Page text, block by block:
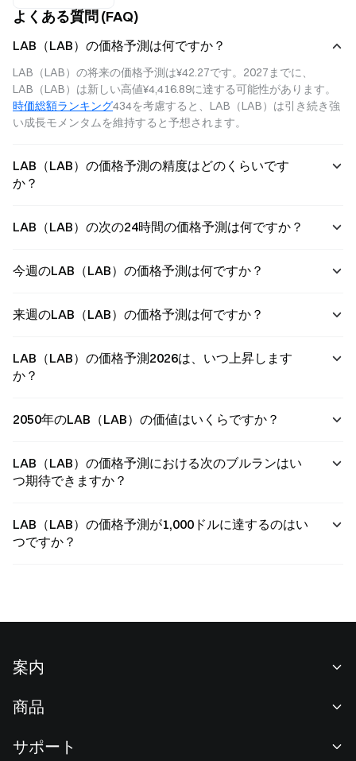
上急騰していま
Cloud が TRON
超代表的候補に
なります_ Kima
と Mastercard
Lab が「DeFi ク
います。
よくある質問 (FAQ)
LAB（LAB）の価格予測は何ですか？
LAB（LAB）の将来の価格予測は¥42.27です。2027までに、
LAB（LAB）は新しい高値¥4,416.89に達する可能性があります。
時価総額ランキング434を考慮すると、LAB（LAB）は引き続き強
い成長モメンタムを維持すると予想されます。
LAB（LAB）の価格予測の精度はどのくらいです
か？
LAB（LAB）の次の24時間の価格予測は何ですか？
今週のLAB（LAB）の価格予測は何ですか？
来週のLAB（LAB）の価格予測は何ですか？
LAB（LAB）の価格予測2026は、いつ上昇します
か？
2050年のLAB（LAB）の価値はいくらですか？
LAB（LAB）の価格予測における次のブルランはい
つ期待できますか？
LAB（LAB）の価格予測が1,000ドルに達するのはい
つですか？
案内
ニュースルーム
商品
サポート